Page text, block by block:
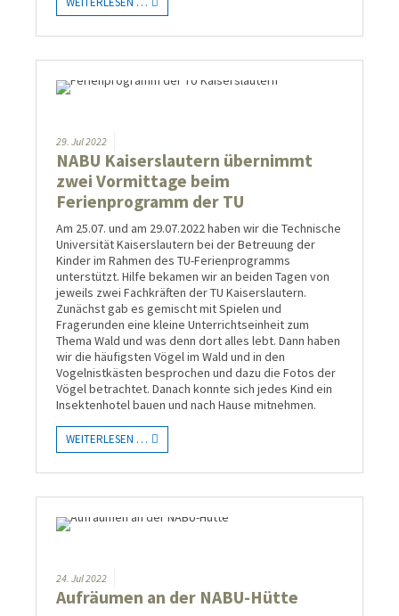
29. Jul 2022
NABU Kaiserslautern übernimmt
zwei Vormittage beim
Ferienprogramm der TU
Am 25.07. und am 29.07.2022 haben wir die Technische
Universität Kaiserslautern bei der Betreuung der
Kinder im Rahmen des TU-Ferienprogramms
unterstützt. Hilfe bekamen wir an beiden Tagen von
jeweils zwei Fachkräften der TU Kaiserslautern.
Zunächst gab es gemischt mit Spielen und
Fragerunden eine kleine Unterrichtseinheit zum
Thema Wald und was denn dort alles lebt. Dann haben
wir die häufigsten Vögel im Wald und in den
Vogelnistkästen besprochen und dazu die Fotos der
Vögel betrachtet. Danach konnte sich jedes Kind ein
Insektenhotel bauen und nach Hause mitnehmen.
WEITERLESEN …
24. Jul2022
Aufräumen an der NABU-Hütte